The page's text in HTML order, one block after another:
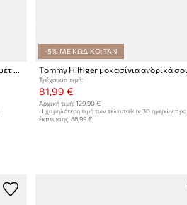
-5% ΜΕ ΚΩΔΙΚΟ: TAN
Τρέχουσα τιμή:
81,99 €
Αρχική τιμή: 129,90 €
Η χαμηλότερη τιμή των τελευταίων 30 ημερών προ
έκπτωσης: 86,99 €